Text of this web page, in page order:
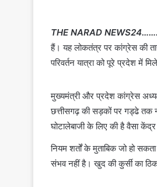
THE NARAD
हैं। यह लोकतंत्र पर कांग्रेस की
परिवर्तन यात्रा को पूरे प्रदेश में
मुख्यमंत्री और प्रदेश कांग्रेस
छत्तीसगढ़ की सड़कों पर गड्ढे तक
घोटालेबाजी के लिए की है वैसा
नियम शर्तों के मुताबिक जो हो
संभव नहीं है। खुद की कुर्सी का